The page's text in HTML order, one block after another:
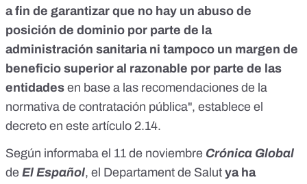
a fin de garantizar que no hay un abuso de
posición de dominio por parte de la
administración sanitaria ni tampoco un margen de
beneficio superior al razonable por parte de las
entidades en base a las recomendaciones de la
normativa de contratación pública", establece el
decreto en este artículo 2.14.
Según informaba el 11 de noviembre Crónica Global
de El Español, el Departament de Salut ya ha